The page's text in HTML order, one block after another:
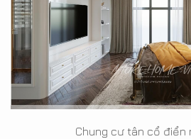
Chung cư tân cổ điển